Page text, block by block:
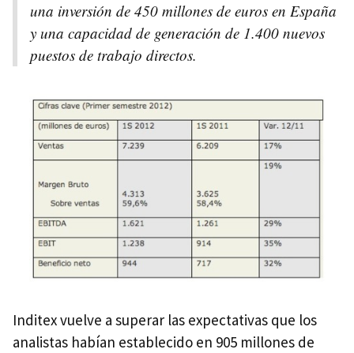
una inversión de 450 millones de euros en España
y una capacidad de generación de 1.400 nuevos
puestos de trabajo directos.
Inditex vuelve a superar las expectativas que los
analistas habían establecido en 905 millones de